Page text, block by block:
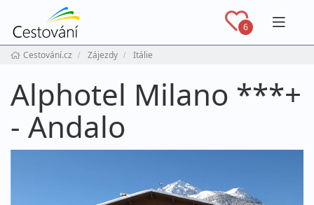
6
Cestování.cz Zájezdy Itálie
Alphotel Milano ***+
- Andalo